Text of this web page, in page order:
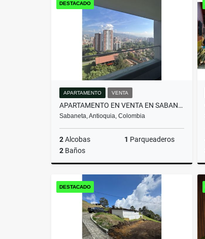
DESTACADO
APARTAMENTO VENTA
APARTAMENTO EN VENTA EN SABANETA | SECTOR EL CARMELO
Sabaneta, Antioquia, Colombia
2Alcobas 1 Parqueaderos
2 Baños
$580.000.000
DESTACADO